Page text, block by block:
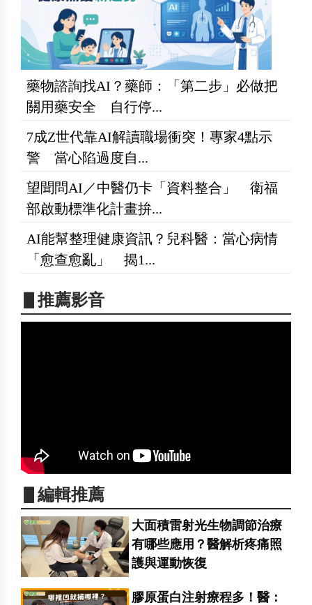
藥物諮詢找AI？藥師：「第二步」必做把
關用藥安全 自行停...
7成Z世代靠AI解讀職場衝突！專家4點示
警 當心陷過度自...
望聞問AI／中醫仍卡「資料整合」 衛福
部啟動標準化計畫拚...
AI能幫整理健康資訊？兒科醫：當心病情
「愈查愈亂」 揭1...
▋推薦影音
▋編輯推薦
大面積雷射光生物調節治療
有哪些應用？醫解析疼痛照
護與運動恢復
膠原蛋白注射療程多！醫：